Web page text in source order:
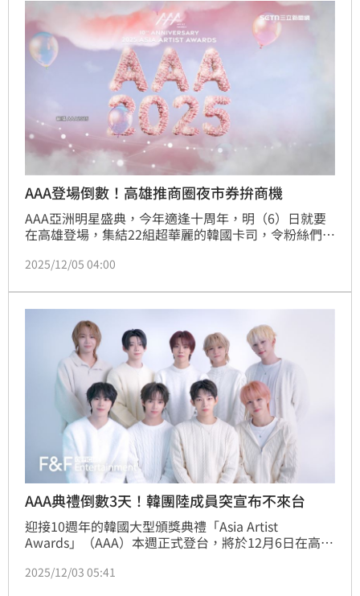
AAA登場倒數！高雄推商圈夜市券拚商機
AAA亞洲明星盛典，今年適逢十周年，明（6）日就要
在高雄登場，集結22組超華麗的韓國卡司，令粉絲們超
優惠券，粉絲憑門票就可以到指定捷運站兌換，期盼讓
2025/12/05 04:00
AAA典禮倒數3天！韓團陸成員突宣布不來台
迎接10週年的韓國大型頒獎典禮「Asia Artist
Awards」（AAA）本週正式登台，將於12月6日在高雄
的「ACON 2025」演唱會。然而活動倒數僅3天，男團
2025/12/03 05:41